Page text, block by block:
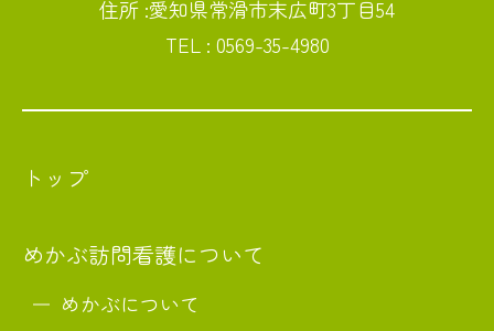
住所 :愛知県常滑市末広町3丁目54
TEL : 0569-35-4980
トップ
めかぶ訪問看護について
めかぶについて